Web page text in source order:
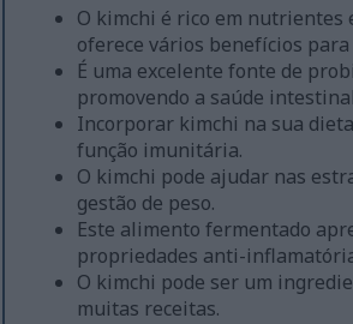
O kimchi é rico em nutrientes
oferece vários benefícios para
É uma excelente fonte de
promovendo a saúde
Incorporar kimchi na sua
função imunitária.
O kimchi pode ajudar nas
gestão de peso.
Este alimento fermentado
propriedades anti-
O kimchi pode ser um
muitas receitas.